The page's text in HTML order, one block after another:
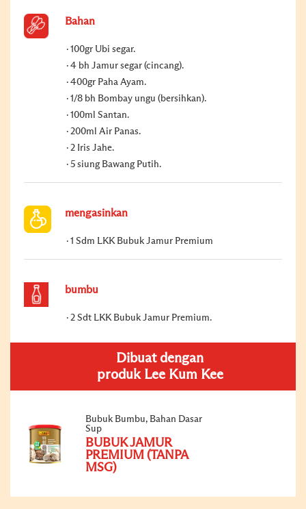
Bahan
100gr Ubi segar.
4 bh Jamur segar (cincang).
400gr Paha Ayam.
1/8 bh Bombay ungu (bersihkan).
100ml Santan.
200ml Air Panas.
2 Iris Jahe.
5 siung Bawang Putih.
mengasinkan
1 Sdm LKK Bubuk Jamur Premium
bumbu
2 Sdt LKK Bubuk Jamur Premium.
Dibuat dengan
produk Lee Kum Kee
Bubuk Bumbu, Bahan Dasar
Sup
BUBUK JAMUR
PREMIUM (TANPA
MSG)